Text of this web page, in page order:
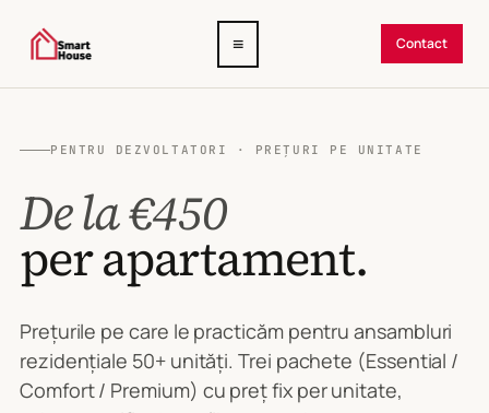
Deschide
meniul
≡ Contact
PENTRU DEZVOLTATORI · PREȚURI PE UNITATE
De la €450
per apartament.
Prețurile pe care le practicăm pentru ansambluri
rezidențiale 50+ unități. Trei pachete (Essential /
Comfort / Premium) cu preț fix per unitate,